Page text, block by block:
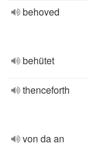
behoved
behütet
thenceforth
von da an